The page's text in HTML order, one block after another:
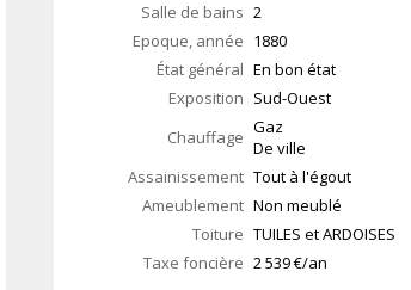
Salle de bains 2
Epoque, année 1880
État général En bon état
Exposition Sud-Ouest
Chauffage Gaz
De ville
Assainissement Tout à l'égout
Ameublement Non meublé
Toiture TUILES et ARDOISES
Taxe foncière 2 539 €/an